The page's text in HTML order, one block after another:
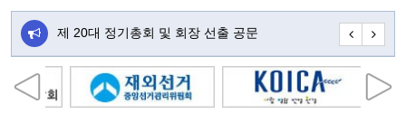
제 20대 정기총회 및 회장 선출 공문 초대합니